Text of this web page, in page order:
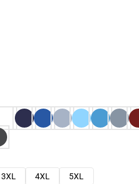
3XL 4XL
5XL